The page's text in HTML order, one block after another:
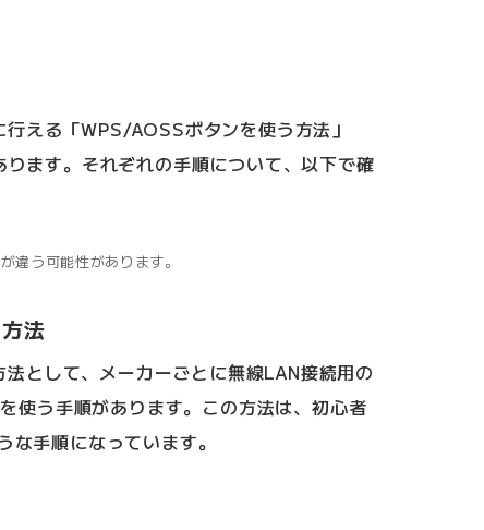
える「WPS/AOSSボタンを使う方法」
ます。それぞれの手順について、以下で確
違う可能性があります。
法
として、メーカーごとに無線LAN接続用の
使う手順があります。この方法は、初心者
手順になっています。